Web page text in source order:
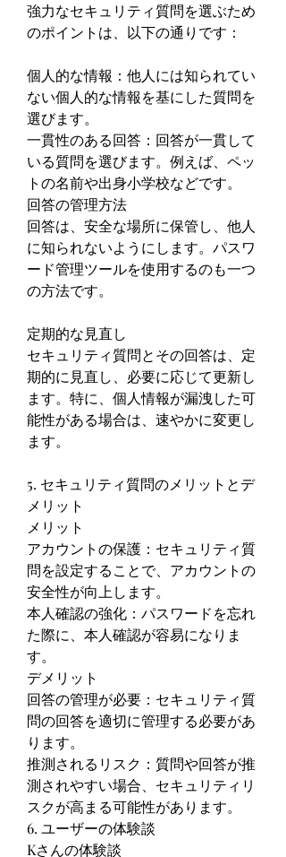
強力なセキュリティ質問を選ぶため
のポイントは、以下の通りです：
個人的な情報：他人には知られてい
ない個人的な情報を基にした質問を
選びます。
一貫性のある回答：回答が一貫して
いる質問を選びます。例えば、ペッ
トの名前や出身小学校などです。
回答の管理方法
回答は、安全な場所に保管し、他人
に知られないようにします。パスワ
ード管理ツールを使用するのも一つ
の方法です。
定期的な見直し
セキュリティ質問とその回答は、定
期的に見直し、必要に応じて更新し
ます。特に、個人情報が漏洩した可
能性がある場合は、速やかに変更し
ます。
5. セキュリティ質問のメリットとデ
メリット
メリット
アカウントの保護：セキュリティ質
問を設定することで、アカウントの
安全性が向上します。
本人確認の強化：パスワードを忘れ
た際に、本人確認が容易になりま
す。
デメリット
回答の管理が必要：セキュリティ質
問の回答を適切に管理する必要があ
ります。
推測されるリスク：質問や回答が推
測されやすい場合、セキュリティリ
スクが高まる可能性があります。
6. ユーザーの体験談
Kさんの体験談